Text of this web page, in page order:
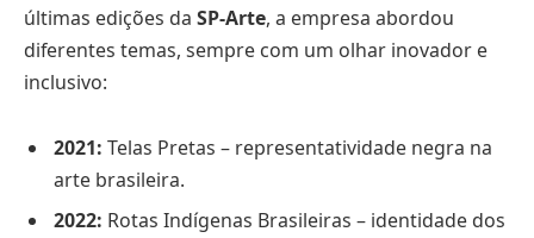
últimas edições da SP-Arte, a empresa abordou
diferentes temas, sempre com um olhar inovador e
inclusivo:
2021: Telas Pretas – representatividade negra na
arte brasileira.
2022: Rotas Indígenas Brasileiras – identidade dos